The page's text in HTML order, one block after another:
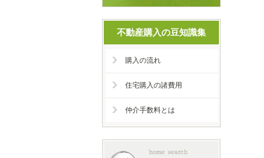
不動産購入の豆知識集
購入の流れ
住宅購入の諸費用
仲介手数料とは